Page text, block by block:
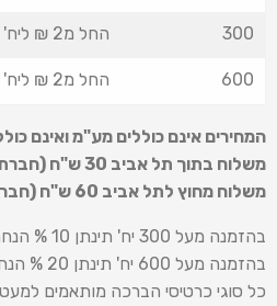
300 החל מ2 ₪ ליח'
600 החל מ2 ₪ ליח'
המחירים אינם כוללים מע"מ ואינם
משלוח בתוך תל אביב 30 ש
"ח
משלוח מחוץ לתל אביב 60 ש
"ח
בהזמנה מעל 300 יח' תינתן 10 % הנחה.
בהזמנה מעל 600 יח' תינתן 20 % הנחה.
כל סוגי כרטיסי הברכה מותאמים למעטפה